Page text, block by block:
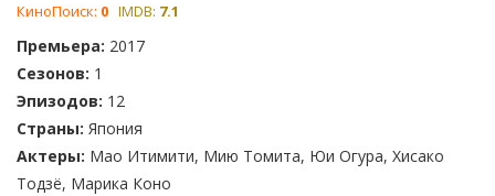
КиноПоиск: 0 IMDB: 7.1
Премьера: 2017
Сезонов: 1
Эпизодов: 12
Страны: Япония
Актеры: Мао Итимити, Мию Томита, Юи Огура, Хисако
Тодзё, Марика Коно